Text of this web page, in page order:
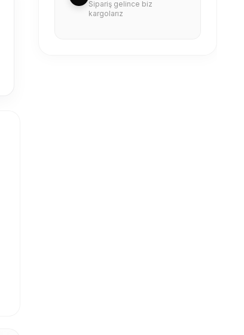
Sipariş gelince biz
kargolarız